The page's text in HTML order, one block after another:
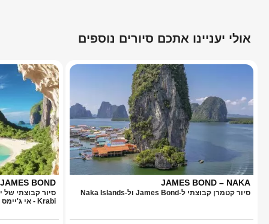
אולי יעניינו אתכם סיורים נוספים
JAMES BOND – NAKA
סיור קטמרן קבוצתי ל-James Bond ול-Naka Islands
BOND
Krabi - אי ג'יימס בונדs